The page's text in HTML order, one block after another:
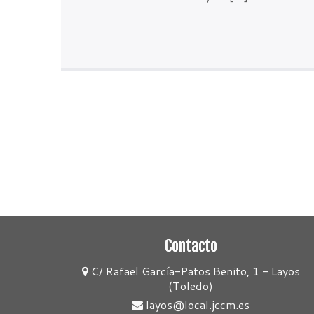
Contacto
C/ Rafael García-Patos Benito, 1 - Layos
(Toledo)
layos@local.jccm.es